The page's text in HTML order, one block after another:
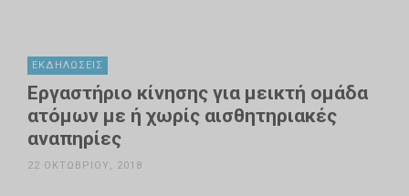
ΕΚΔΗΛΏΣΕΙΣ
Εργαστήριο κίνησης για μεικτή ομάδα
ατόμων με ή χωρίς αισθητηριακές
αναπηρίες
22 ΟΚΤΩΒΡΊΟΥ, 2018